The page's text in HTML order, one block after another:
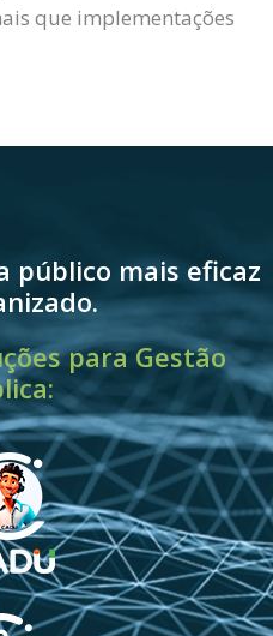
que implementações
público mais eficaz
para Gestão